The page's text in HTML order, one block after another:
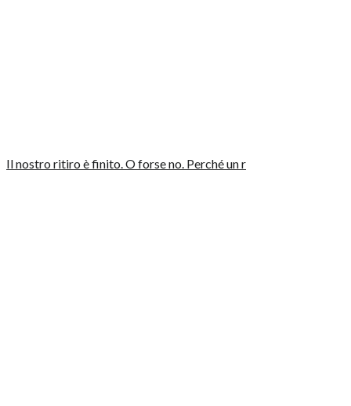
Il nostro ritiro è finito. O forse no. Perché un r